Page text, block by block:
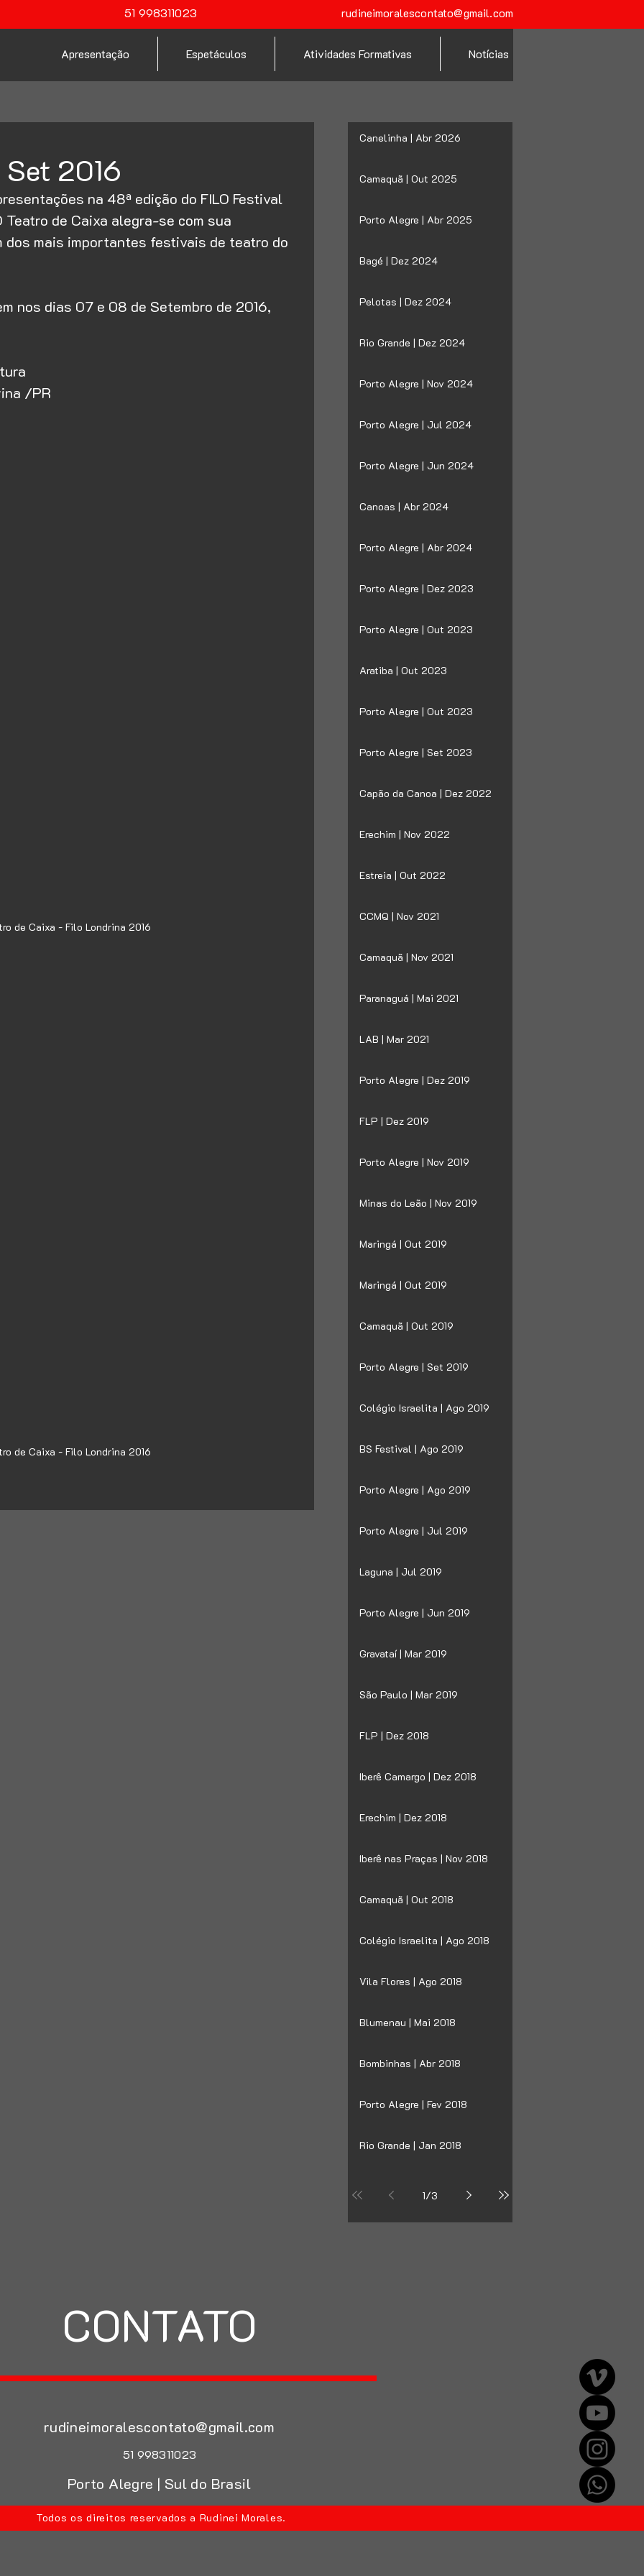
Apresentação Espetáculos Atividades Formativas Notícias
51 998311023 rudineimoralescontato@gmail.com
2016
na 48ª edição do FILO Festival
de Caixa alegra-se com sua
dos mais importantes festivais de teatro do
nos dias 07 e 08 de Setembro de 2016,
/PR
de Caixa - Filo Londrina 2016
de Caixa - Filo Londrina 2016
Canelinha | Abr 2026
Camaquã | Out 2025
Porto Alegre | Abr 2025
Bagé | Dez 2024
Pelotas | Dez 2024
Rio Grande | Dez 2024
Porto Alegre | Nov 2024
Porto Alegre | Jul 2024
Porto Alegre | Jun 2024
Canoas | Abr 2024
Porto Alegre | Abr 2024
Porto Alegre | Dez 2023
Porto Alegre | Out 2023
Aratiba | Out 2023
Porto Alegre | Out 2023
Porto Alegre | Set 2023
Capão da Canoa | Dez 2022
Erechim | Nov 2022
Estreia | Out 2022
CCMQ | Nov 2021
Camaquã | Nov 2021
Paranaguá | Mai 2021
LAB | Mar 2021
Porto Alegre | Dez 2019
FLP | Dez 2019
Porto Alegre | Nov 2019
Minas do Leão | Nov 2019
Maringá | Out 2019
Maringá | Out 2019
Camaquã | Out 2019
Porto Alegre | Set 2019
Colégio Israelita | Ago 2019
BS Festival | Ago 2019
Porto Alegre | Ago 2019
Porto Alegre | Jul 2019
Laguna | Jul 2019
Porto Alegre | Jun 2019
Gravataí | Mar 2019
São Paulo | Mar 2019
FLP | Dez 2018
Iberê Camargo | Dez 2018
Erechim | Dez 2018
Iberê nas Praças | Nov 2018
Camaquã | Out 2018
Colégio Israelita | Ago 2018
Vila Flores | Ago 2018
Blumenau | Mai 2018
Bombinhas | Abr 2018
Porto Alegre | Fev 2018
Rio Grande | Jan 2018
1/3
CONTATO
rudineimoralescontato@gmail.com
51 998311023
Porto Alegre | Sul do Brasil
Todos os direitos reservados a Rudinei Morales.